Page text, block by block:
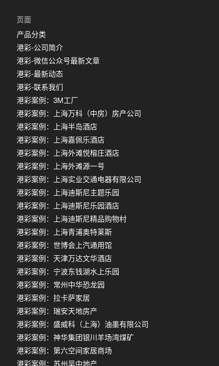
页面
产品分类
港彩-公司简介
港彩-微信公众号最新文章
港彩-最新动态
港彩-联系我们
港彩案例：3M工厂
港彩案例：上海万科（中房）房产公司
港彩案例：上海半岛酒店
港彩案例：上海嘉佩乐酒店
港彩案例：上海外滩悦榕庄酒店
港彩案例：上海外滩源一号
港彩案例：上海实业交通电器有限公司
港彩案例：上海迪斯尼主题乐园
港彩案例：上海迪斯尼乐园酒店
港彩案例：上海迪斯尼精品购物村
港彩案例：上海青浦奥特莱斯
港彩案例：世博会上汽通用馆
港彩案例：天津万达文华酒店
港彩案例：宁波东钱湖水上乐园
港彩案例：常州中华恐龙园
港彩案例：拉卡萨家居
港彩案例：瑞安天地房产
港彩案例：盛威科（上海）油墨有限公司
港彩案例：神华集团银川羊场湾煤矿
港彩案例：第六空间家居商场
港彩案例：苏州吴中地产